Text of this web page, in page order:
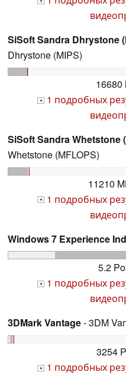
SiSoft Sandra Dhrystone
Dhrystone (MIPS)
16680
+ 1 подробных
SiSoft Sandra Whetstone
Whetstone (MFLOPS)
11210
+ 1 подробных
Windows 7 Experience
5.2
+ 1 подробных
3DMark Vantage- 3DM
3254
+ 1 подробных